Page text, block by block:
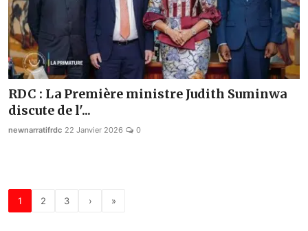
RDC : La Première ministre Judith Suminwa
discute de l'...
newnarratifrdc 22 Janvier 2026 0
1 2 3 › »